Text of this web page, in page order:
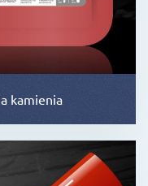
kamienia